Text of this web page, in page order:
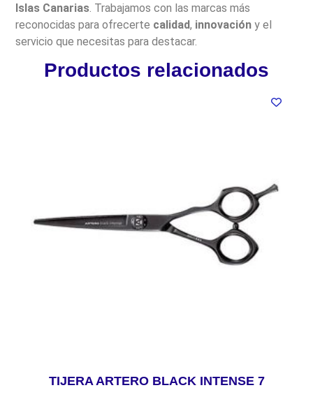
Islas Canarias . Trabajamos con las marcas más
reconocidas para ofrecerte calidad, innovación y el
servicio que necesitas para destacar.
Productos relacionados
TIJERA ARTERO BLACK INTENSE 7